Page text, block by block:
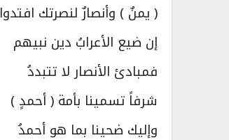
( يمنٌ ) وأنصارٌ لنصرتك افتدوا
إن ضيع الأعرابُ دين نبيهم
فمبادئ الأنصار لا تتبددُ
شرفاً تسمينا بأمة ( أحمدٍ )
وإليك ضحينا بما هو أحمدُ